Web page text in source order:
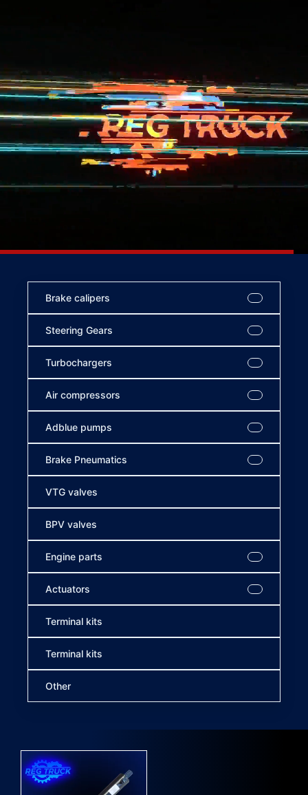
Brake calipers
Steering Gears
Turbochargers
Air compressors
Adblue pumps
Brake Pneumatics
VTG valves
BPV valves
Engine parts
Actuators
Terminal kits
Terminal kits
Other